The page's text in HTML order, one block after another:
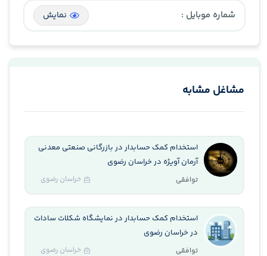
شماره موبایل : نمایش
مشاغل مشابه
استخدام کمک حسابدار در بازرگانی صنعتی معدنی
آرمان آویژه در خراسان رضوی
توافقی خراسان رضوی
استخدام کمک حسابدار در نمایشگاه شکلات سادات
در خراسان رضوی
توافقی خراسان رضوی